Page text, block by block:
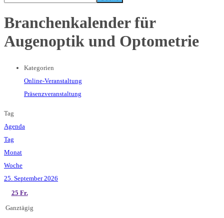
Branchenkalender für
Augenoptik und Optometrie
Kategorien
Online-Veranstaltung
Präsenzveranstaltung
Tag
Agenda
Tag
Monat
Woche
25. September 2026
25 Fr.
Ganztägig